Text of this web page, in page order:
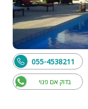
בדוק אם פנוי
055-4538211